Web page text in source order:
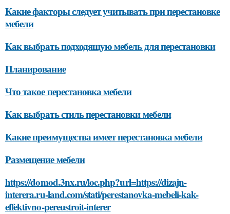
Какие факторы следует учитывать при перестановке
мебели
Как выбрать подходящую мебель для перестановки
Планирование
Что такое перестановка мебели
Как выбрать стиль перестановки мебели
Какие преимущества имеет перестановка мебели
Размещение мебели
https://domod.3nx.ru/loc.php?url=https://dizajn-
interera.ru-land.com/stati/perestanovka-mebeli-kak-
effektivno-pereustroit-interer